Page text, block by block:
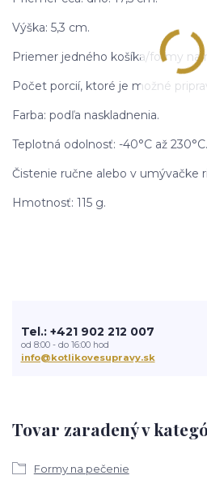
Výška: 5,3 cm.
Priemer jedného košíka/formy na
Počet porcií, ktoré je možné
Farba: podľa naskladnenia.
Teplotná odolnosť: -40°C až 230°C.
Čistenie ručne alebo v umývačke
Hmotnosť: 115 g.
Tovar zaradený v
Formy na pečenie
Tel.: +421 902 212 007
od 8:00 - do 16:00 hod
info@kotlikovesupravy.sk